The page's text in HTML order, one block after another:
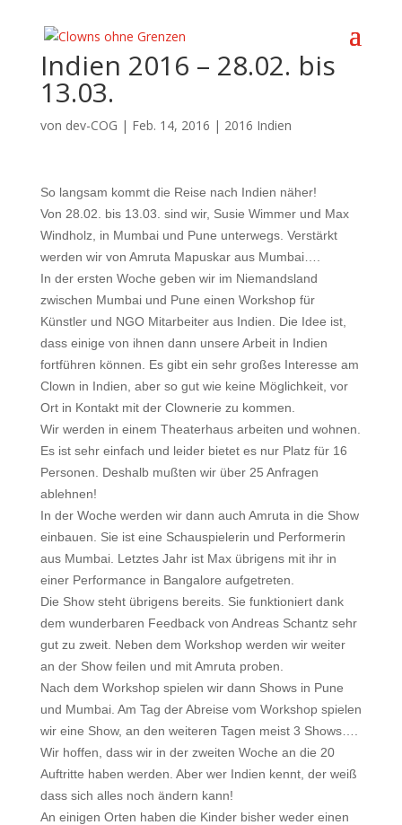
Indien 2016 – 28.02. bis
13.03.
von dev-COG | Feb. 14, 2016 | 2016 Indien
So langsam kommt die Reise nach Indien näher!
Von 28.02. bis 13.03. sind wir, Susie Wimmer und Max
Windholz, in Mumbai und Pune unterwegs. Verstärkt
werden wir von Amruta Mapuskar aus Mumbai….
In der ersten Woche geben wir im Niemandsland
zwischen Mumbai und Pune einen Workshop für
Künstler und NGO Mitarbeiter aus Indien. Die Idee ist,
dass einige von ihnen dann unsere Arbeit in Indien
fortführen können. Es gibt ein sehr großes Interesse am
Clown in Indien, aber so gut wie keine Möglichkeit, vor
Ort in Kontakt mit der Clownerie zu kommen.
Wir werden in einem Theaterhaus arbeiten und wohnen.
Es ist sehr einfach und leider bietet es nur Platz für 16
Personen. Deshalb mußten wir über 25 Anfragen
ablehnen!
In der Woche werden wir dann auch Amruta in die Show
einbauen. Sie ist eine Schauspielerin und Performerin
aus Mumbai. Letztes Jahr ist Max übrigens mit ihr in
einer Performance in Bangalore aufgetreten.
Die Show steht übrigens bereits. Sie funktioniert dank
dem wunderbaren Feedback von Andreas Schantz sehr
gut zu zweit. Neben dem Workshop werden wir weiter
an der Show feilen und mit Amruta proben.
Nach dem Workshop spielen wir dann Shows in Pune
und Mumbai. Am Tag der Abreise vom Workshop spielen
wir eine Show, an den weiteren Tagen meist 3 Shows….
Wir hoffen, dass wir in der zweiten Woche an die 20
Auftritte haben werden. Aber wer Indien kennt, der weiß
dass sich alles noch ändern kann!
An einigen Orten haben die Kinder bisher weder einen